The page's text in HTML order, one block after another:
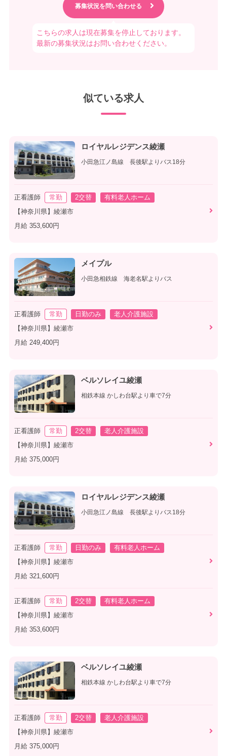
こちらの求人は現在募集を停止しております。
最新の募集状況はお問い合わせください。
似ている求人
ロイヤルレジデンス綾瀬
小田急江ノ島線 長後駅よりバス18分
正看護師 常勤 2交替
有料老人ホーム
【神奈川県】綾瀬市
月給 353,600円
メイプル
小田急相鉄線 海老名駅よりバス
正看護師 常勤 日勤のみ
老人介護施設
【神奈川県】綾瀬市
月給 249,400円
ベルソレイユ綾瀬
相鉄本線 かしわ台駅より車で7分
正看護師 常勤 2交替
老人介護施設
【神奈川県】綾瀬市
月給 375,000円
ロイヤルレジデンス綾瀬
小田急江ノ島線 長後駅よりバス18分
正看護師 常勤 日勤のみ
有料老人ホーム
【神奈川県】綾瀬市
月給 321,600円
正看護師 常勤 2交替
有料老人ホーム
【神奈川県】綾瀬市
月給 353,600円
ベルソレイユ綾瀬
相鉄本線 かしわ台駅より車で7分
正看護師 常勤 2交替
老人介護施設
【神奈川県】綾瀬市
月給 375,000円